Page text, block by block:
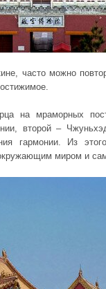
часто можно
на мраморных
второй –
гармонии. Из
миром и